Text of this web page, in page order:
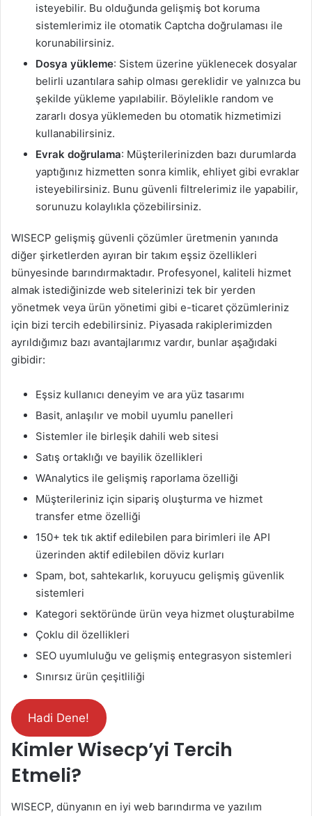
isteyebilir. Bu olduğunda gelişmiş bot koruma
sistemlerimiz ile otomatik Captcha doğrulaması ile
korunabilirsiniz.
Dosya yükleme: Sistem üzerine yüklenecek dosyalar
belirli uzantılara sahip olması gereklidir ve yalnızca bu
şekilde yükleme yapılabilir. Böylelikle random ve
zararlı dosya yüklemeden bu otomatik hizmetimizi
kullanabilirsiniz.
Evrak doğrulama: Müşterilerinizden bazı durumlarda
yaptığınız hizmetten sonra kimlik, ehliyet gibi evraklar
isteyebilirsiniz. Bunu güvenli filtrelerimiz ile yapabilir,
sorunuzu kolaylıkla çözebilirsiniz.
WISECP gelişmiş güvenli çözümler üretmenin yanında
diğer şirketlerden ayıran bir takım eşsiz özellikleri
bünyesinde barındırmaktadır. Profesyonel, kaliteli hizmet
almak istediğinizde web sitelerinizi tek bir yerden
yönetmek veya ürün yönetimi gibi e-ticaret çözümleriniz
için bizi tercih edebilirsiniz. Piyasada rakiplerimizden
ayrıldığımız bazı avantajlarımız vardır, bunlar aşağıdaki
gibidir:
Eşsiz kullanıcı deneyim ve ara yüz tasarımı
Basit, anlaşılır ve mobil uyumlu panelleri
Sistemler ile birleşik dahili web sitesi
Satış ortaklığı ve bayilik özellikleri
WAnalytics ile gelişmiş raporlama özelliği
Müşterileriniz için sipariş oluşturma ve hizmet
transfer etme özelliği
150+ tek tık aktif edilebilen para birimleri ile API
üzerinden aktif edilebilen döviz kurları
Spam, bot, sahtekarlık, koruyucu gelişmiş güvenlik
sistemleri
Kategori sektöründe ürün veya hizmet oluşturabilme
Çoklu dil özellikleri
SEO uyumluluğu ve gelişmiş entegrasyon sistemleri
Sınırsız ürün çeşitliliği
Hadi Dene!
Kimler Wisecp’yi Tercih
Etmeli?
WISECP, dünyanın en iyi web barındırma ve yazılım